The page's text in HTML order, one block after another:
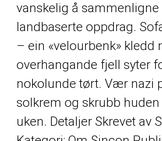
vanskelig å sammenligne
landbaserte oppdrag.
– ein «velourbenk» kledd
overhangande fjell syter
nokolunde tørt. Vær nazi
solkrem og skrubb huden
uken. Detaljer Skrevet av